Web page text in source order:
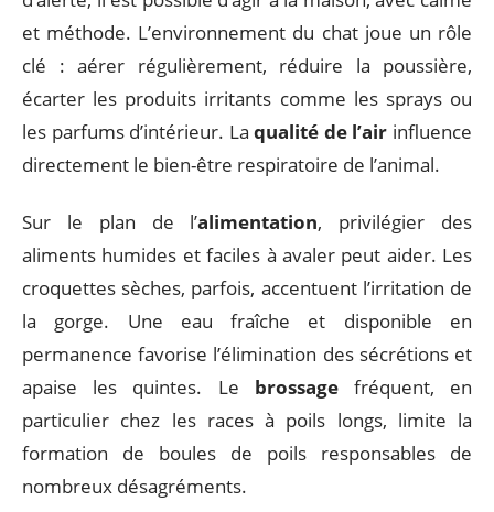
et méthode. L’environnement du chat joue un rôle
clé : aérer régulièrement, réduire la poussière,
écarter les produits irritants comme les sprays ou
les parfums d’intérieur. Laqualité de l’air influence
directement le bien-être respiratoire de l’animal.
Sur le plan de l’alimentation, privilégier des
aliments humides et faciles à avaler peut aider. Les
croquettes sèches, parfois, accentuent l’irritation de
la gorge. Une eau fraîche et disponible en
permanence favorise l’élimination des sécrétions et
apaise les quintes. Le brossagefréquent, en
particulier chez les races à poils longs, limite la
formation de boules de poils responsables de
nombreux désagréments.